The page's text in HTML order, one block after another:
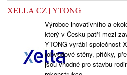
XELLA CZ | YTONG
Výrobce inovativního a
který v Česku patří mezi
YTONG vyrábí společnost
(obvodové stěny, příčky,
jsou vhodné pro stavbu